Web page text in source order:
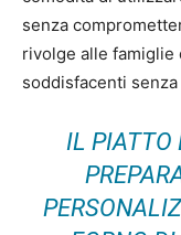
senza
rivolge alle famiglie
soddisfacenti
IL PIATTO